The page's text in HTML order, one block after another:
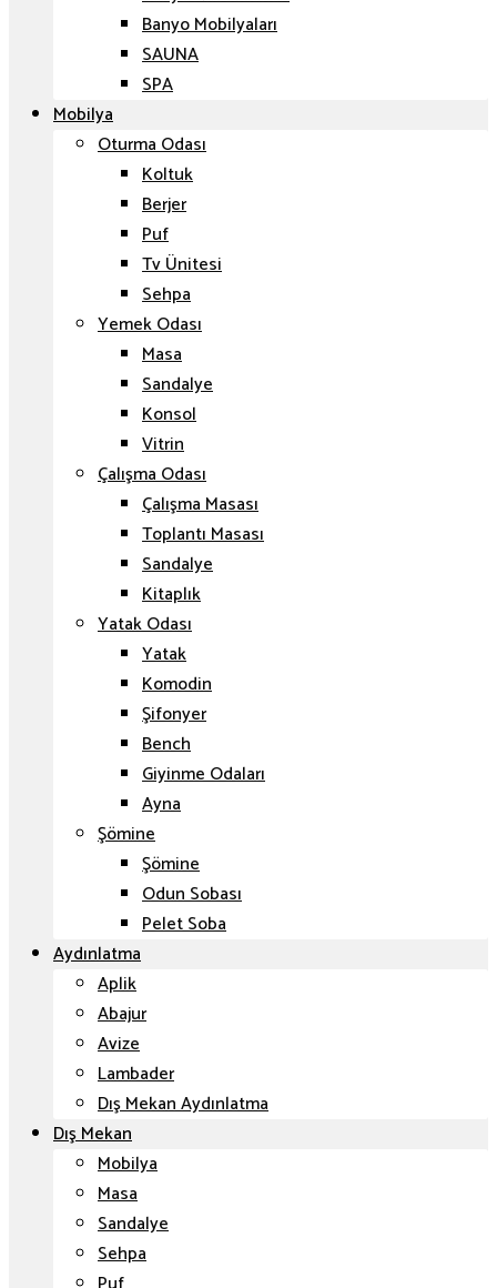
Banyo Mobilyaları
SAUNA
SPA
Mobilya
Oturma Odası
Koltuk
Berjer
Puf
Tv Ünitesi
Sehpa
Yemek Odası
Masa
Sandalye
Konsol
Vitrin
Çalışma Odası
Çalışma Masası
Toplantı Masası
Sandalye
Kitaplık
Yatak Odası
Yatak
Komodin
Şifonyer
Bench
Giyinme Odaları
Ayna
Şömine
Şömine
Odun Sobası
Pelet Soba
Aydınlatma
Aplik
Abajur
Avize
Lambader
Dış Mekan Aydınlatma
Dış Mekan
Mobilya
Masa
Sandalye
Sehpa